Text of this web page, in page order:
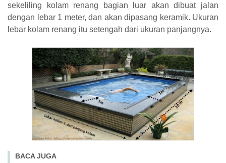
sekeliling kolam renang bagian luar akan dibuat jalan
dengan lebar 1 meter, dan akan dipasang keramik. Ukuran
lebar kolam renang itu setengah dari ukuran panjangnya.
BACA JUGA